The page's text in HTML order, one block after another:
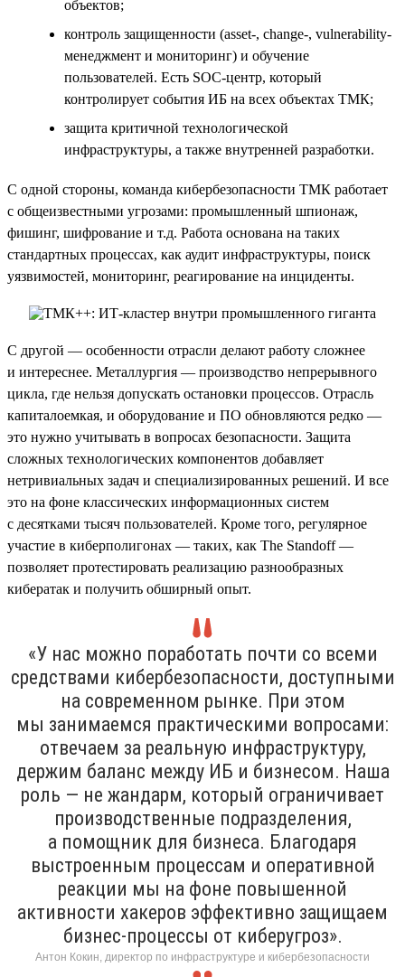
объектов;
контроль защищенности (asset-, change-, vulnerability-
менеджмент и мониторинг) и обучение
пользователей. Есть SOC-центр, который
контролирует события ИБ на всех объектах ТМК;
защита критичной технологической
инфраструктуры, а также внутренней разработки.
С одной стороны, команда кибербезопасности ТМК работает
с общеизвестными угрозами: промышленный шпионаж,
фишинг, шифрование и т.д. Работа основана на таких
стандартных процессах, как аудит инфраструктуры, поиск
уязвимостей, мониторинг, реагирование на инциденты.
С другой — особенности отрасли делают работу сложнее
и интереснее. Металлургия — производство непрерывного
цикла, где нельзя допускать остановки процессов. Отрасль
капиталоемкая, и оборудование и ПО обновляются редко —
это нужно учитывать в вопросах безопасности. Защита
сложных технологических компонентов добавляет
нетривиальных задач и специализированных решений. И все
это на фоне классических информационных систем
с десятками тысяч пользователей. Кроме того, регулярное
участие в киберполигонах — таких, как The Standoff —
позволяет протестировать реализацию разнообразных
кибератак и получить обширный опыт.
«У нас можно поработать почти со всеми
средствами кибербезопасности, доступными
на современном рынке. При этом
мы занимаемся практическими вопросами:
отвечаем за реальную инфраструктуру,
держим баланс между ИБ и бизнесом. Наша
роль — не жандарм, который ограничивает
производственные подразделения,
а помощник для бизнеса. Благодаря
выстроенным процессам и оперативной
реакции мы на фоне повышенной
активности хакеров эффективно защищаем
бизнес-процессы от киберугроз».
Антон Кокин, директор по инфраструктуре и кибербезопасности